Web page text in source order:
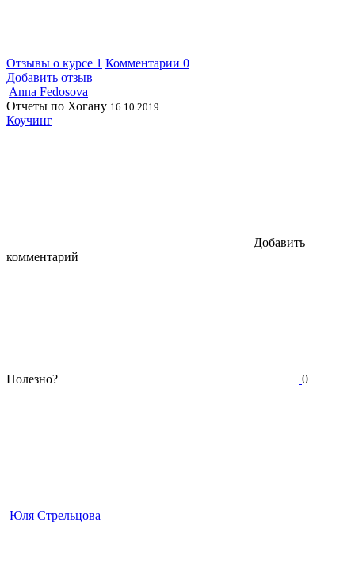
Отзывы о курсе 1 Комментарии 0
Добавить отзыв
Anna Fedosova
Отчеты по Хогану 16.10.2019
Коучинг
Добавить
комментарий
Полезно? 0
Юля Стрельцова